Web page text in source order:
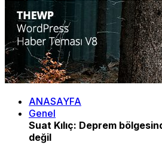
ANASAYFA
Genel
Suat Kılıç: Deprem
değil